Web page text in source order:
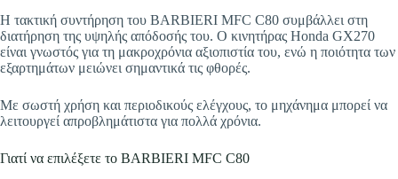
Η τακτική συντήρηση του BARBIERI MFC C80 συμβάλλει στη
διατήρηση της υψηλής απόδοσής του. Ο κινητήρας Honda GX270
είναι γνωστός για τη μακροχρόνια αξιοπιστία του, ενώ η ποιότητα των
εξαρτημάτων μειώνει σημαντικά τις φθορές.
Με σωστή χρήση και περιοδικούς ελέγχους, το μηχάνημα μπορεί να
λειτουργεί απροβλημάτιστα για πολλά χρόνια.
Γιατί να επιλέξετε το BARBIERI MFC C80